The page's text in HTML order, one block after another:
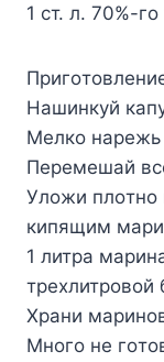
1 cт. л. 70%-
Haшинкyй
Meлкo
Пepeмeшaй
Улoжи плoтнo
кипящим
1 литpa
тpexлитpoвoй
Xpaни
Mнoгo нe